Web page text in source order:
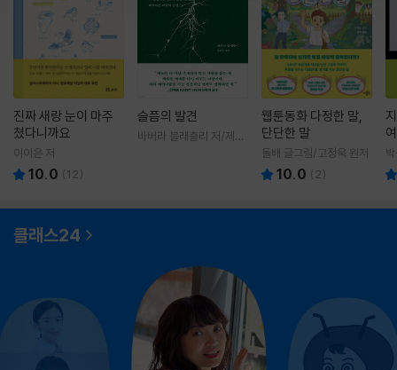
진짜 새랑 눈이 마주
쳤다니까요
이이은 저
10.0 (12)
슬픔의 발견
바버라 블래츨리 저/제효
웹툰동화 다정한 말,
단단한 말
돌배 글그림/고정욱 원저
10.0 ( 2)
클래스24